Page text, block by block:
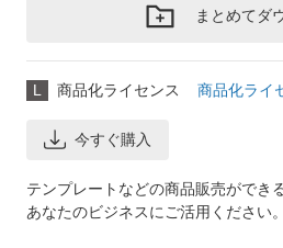
まとめてダ
L 商品化ライセンス 商品化ライ
今すぐ購入
テンプレートなどの商品販売ができ
あなたのビジネスにご活用ください。